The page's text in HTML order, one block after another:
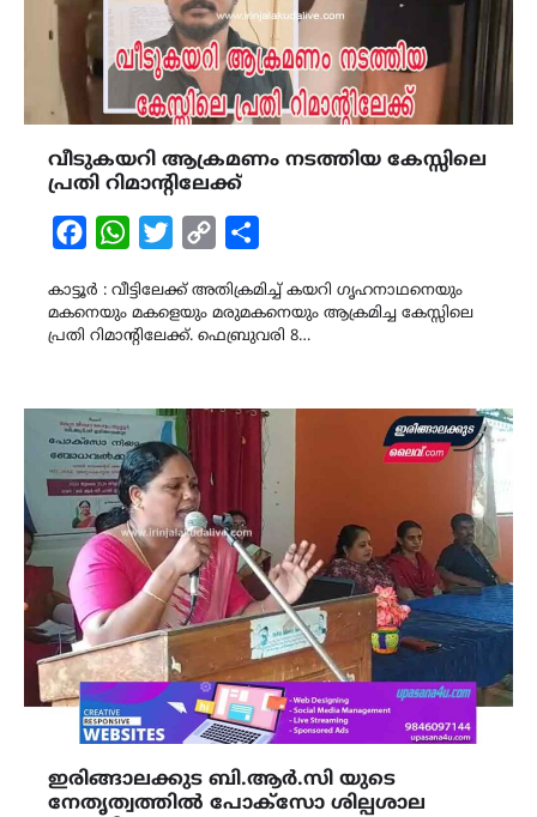
വീടുകയറി ആക്രമണം നടത്തിയ കേസ്സിലെ
പ്രതി റിമാന്റിലേക്ക്
FacebookWhatsAppTwitterCopy
കാട്ടൂർ : വീട്ടിലേക്ക് അതിക്രമിച്ച് കയറി ഗൃഹനാഥനെയും
മകനെയും മകളെയും മരുമകനെയും ആക്രമിച്ച കേസ്സിലെ
പ്രതി റിമാന്റിലേക്ക്. ഫെബ്രുവരി 8…
ഇരിങ്ങാലക്കുട ബി.ആർ.സി യുടെ
നേതൃത്വത്തിൽ പോക്സോ ശില്പശാല